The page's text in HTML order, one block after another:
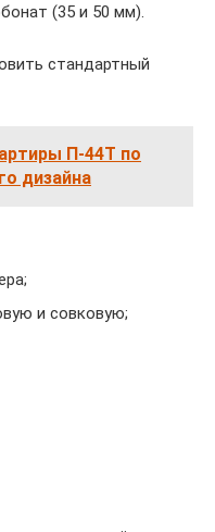
(35 и 50 мм).
стандартный
П-44Т по
дизайна
и совковую;